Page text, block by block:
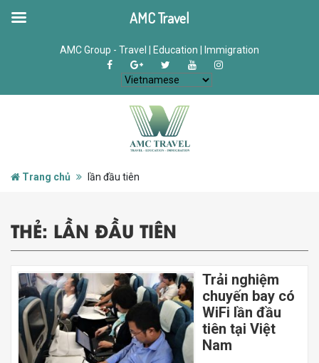
AMC Group - Travel | Education | Immigration
Trang chủ lần đầu tiên
THẺ: LẦN ĐẦU TIÊN
Trải nghiệm
chuyến bay có
WiFi lần đầu
tiên tại Việt
Nam
AMC Travel